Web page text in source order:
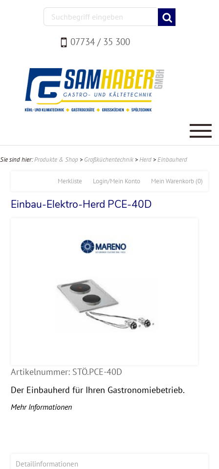
07734 / 35 300
Sie sind hier:Produkte & Shop > Großküchentechnik >Herd >Einbauherd
Mein Warenkorb (0)
Login/Mein Konto
Merkliste
Einbau-Elektro-Herd PCE-40D
Artikelnummer: STÖ.PCE-40D
Der Einbauherd für Ihren Gastronomiebetrieb.
Mehr Informationen
Detailinformationen